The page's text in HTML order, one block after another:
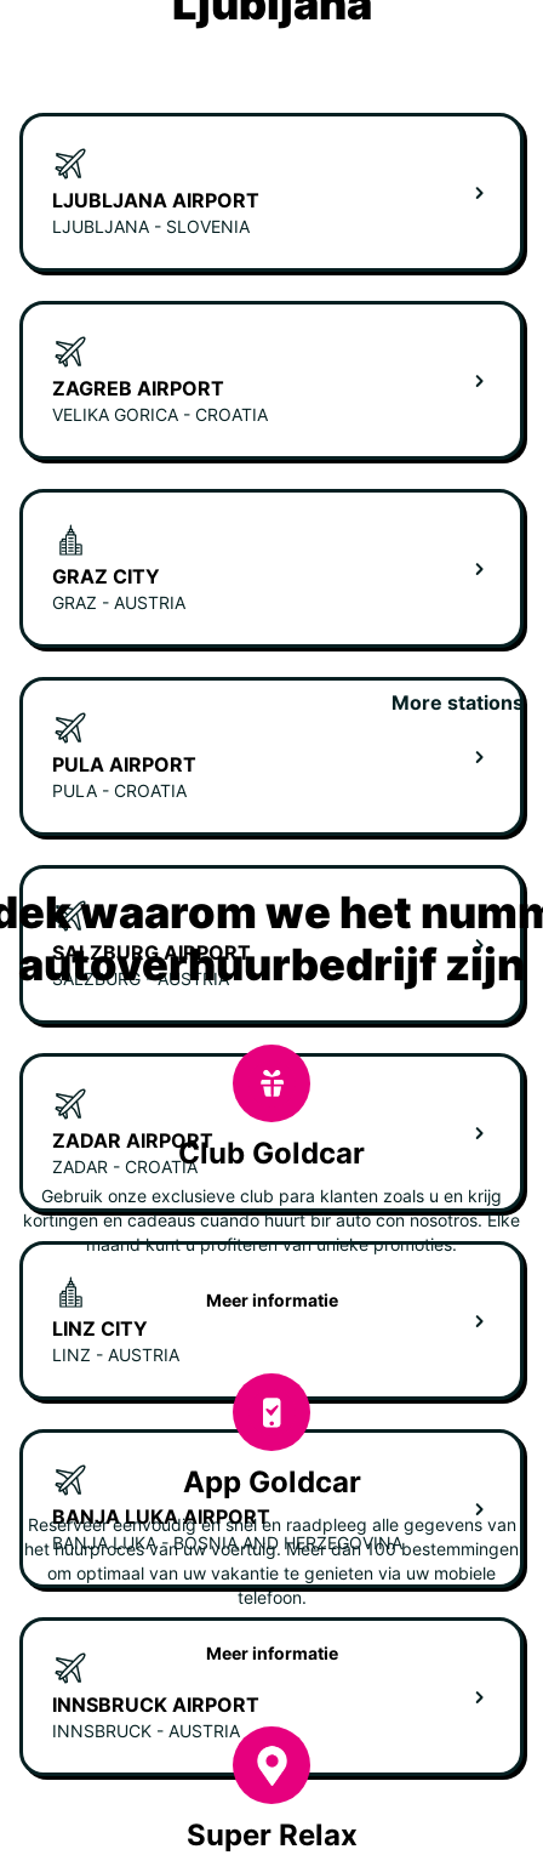
LJUBLJANA AIRPORT
LJUBLJANA - SLOVENIA
ZAGREB AIRPORT
VELIKA GORICA - CROATIA
GRAZ CITY
GRAZ - AUSTRIA
PULA AIRPORT
PULA - CROATIA
SALZBURG AIRPORT
SALZBURG - AUSTRIA
ZADAR AIRPORT
ZADAR - CROATIA
LINZ CITY
LINZ - AUSTRIA
BANJA LUKA AIRPORT
BANJA LUKA - BOSNIA AND HERZEGOVINA
INNSBRUCK AIRPORT
INNSBRUCK - AUSTRIA
More stations
waarom we het
autoverhuurbedrijf zijn
Club Goldcar
Gebruik onze exclusieve club para klanten zoals u en krijg
kortingen en cadeaus cuando huurt bir auto con nosotros. Elke
maand kunt u profiteren van unieke promoties.
Meer informatie
App Goldcar
Reserveer eenvoudig en snel en raadpleeg alle gegevens van
het huurproces van uw voertuig. Meer dan 100 bestemmingen
om optimaal van uw vakantie te genieten via uw mobiele
telefoon.
Meer informatie
Super Relax